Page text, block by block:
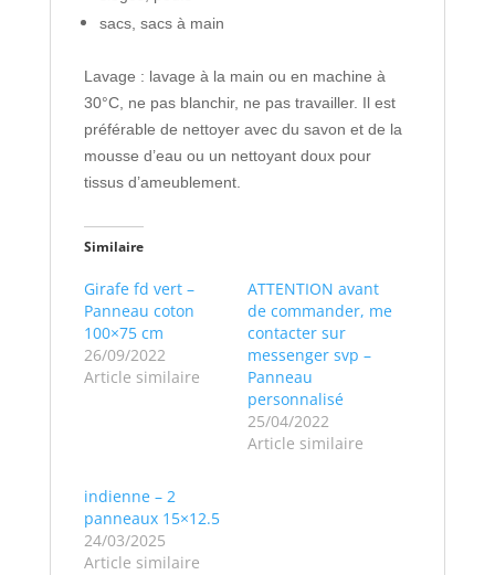
sacs, sacs à main
Lavage : lavage à la main ou en machine à
30°C, ne pas blanchir, ne pas travailler. Il est
préférable de nettoyer avec du savon et de la
mousse d’eau ou un nettoyant doux pour
tissus d’ameublement.
Similaire
Girafe fd vert –
Panneau coton
100×75 cm
26/09/2022
Article similaire
ATTENTION avant
de commander, me
contacter sur
messenger svp –
Panneau
personnalisé
25/04/2022
Article similaire
indienne – 2
panneaux 15×12.5
24/03/2025
Article similaire